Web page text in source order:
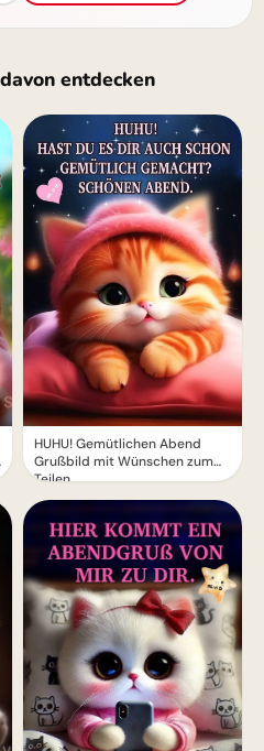
entdecken
HUHU! Gemütlichen Abend
Grußbild mit Wünschen zum
Teilen